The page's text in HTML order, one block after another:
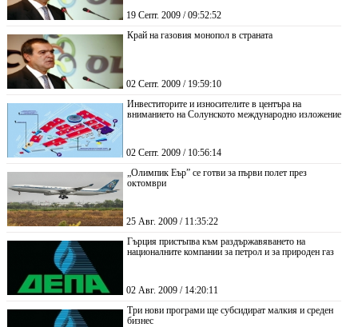
19 Септ. 2009 / 09:52:52
Край на газовия монопол в страната
02 Септ. 2009 / 19:59:10
Инвеститорите и износителите в центъра на
вниманието на Солунското международно изложение
02 Септ. 2009 / 10:56:14
„Олимпик Еър” се готви за първи полет през
октомври
25 Авг. 2009 / 11:35:22
Гърция пристъпва към раздържавяването на
националните компании за петрол и за природен газ
02 Авг. 2009 / 14:20:11
Три нови програми ще субсидират малкия и среден
бизнес